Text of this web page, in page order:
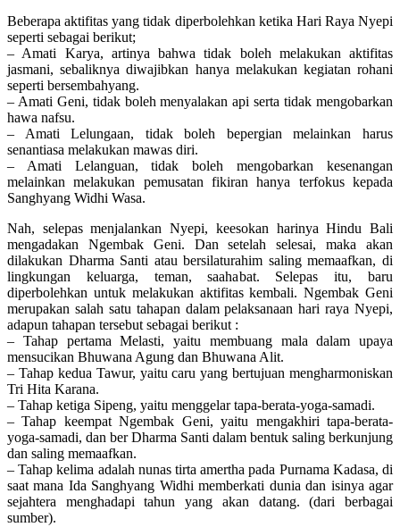
Beberapa aktifitas yang tidak diperbolehkan ketika Hari Raya Nyepi
seperti sebagai berikut;
– Amati Karya, artinya bahwa tidak boleh melakukan aktifitas
jasmani, sebaliknya diwajibkan hanya melakukan kegiatan rohani
seperti bersembahyang.
– Amati Geni, tidak boleh menyalakan api serta tidak mengobarkan
hawa nafsu.
– Amati Lelungaan, tidak boleh bepergian melainkan harus
senantiasa melakukan mawas diri.
– Amati Lelanguan, tidak boleh mengobarkan kesenangan
melainkan melakukan pemusatan fikiran hanya terfokus kepada
Sanghyang Widhi Wasa.
Nah, selepas menjalankan Nyepi, keesokan harinya Hindu Bali
mengadakan Ngembak Geni. Dan setelah selesai, maka akan
dilakukan Dharma Santi atau bersilaturahim saling memaafkan, di
lingkungan keluarga, teman, saahabat. Selepas itu, baru
diperbolehkan untuk melakukan aktifitas kembali. Ngembak Geni
merupakan salah satu tahapan dalam pelaksanaan hari raya Nyepi,
adapun tahapan tersebut sebagai berikut :
– Tahap pertama Melasti, yaitu membuang mala dalam upaya
mensucikan Bhuwana Agung dan Bhuwana Alit.
– Tahap kedua Tawur, yaitu caru yang bertujuan mengharmoniskan
Tri Hita Karana.
– Tahap ketiga Sipeng, yaitu menggelar tapa-berata-yoga-samadi.
– Tahap keempat Ngembak Geni, yaitu mengakhiri tapa-berata-
yoga-samadi, dan ber Dharma Santi dalam bentuk saling berkunjung
dan saling memaafkan.
– Tahap kelima adalah nunas tirta amertha pada Purnama Kadasa, di
saat mana Ida Sanghyang Widhi memberkati dunia dan isinya agar
sejahtera menghadapi tahun yang akan datang. (dari berbagai
sumber).